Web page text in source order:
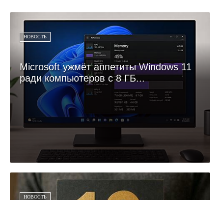
НОВОСТЬ
Microsoft ужмёт аппетиты Windows 11
ради компьютеров с 8 ГБ...
НОВОСТЬ